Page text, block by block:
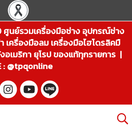
ศูนย์รวมเครื่องมือช่าง อุปกรณ์ช่าง
เครื่องมือลม เครื่องมือไฮโดรลิคมื
เมริกา ยุโรป ของแท้ทุกรายการ |
: @tpqonline